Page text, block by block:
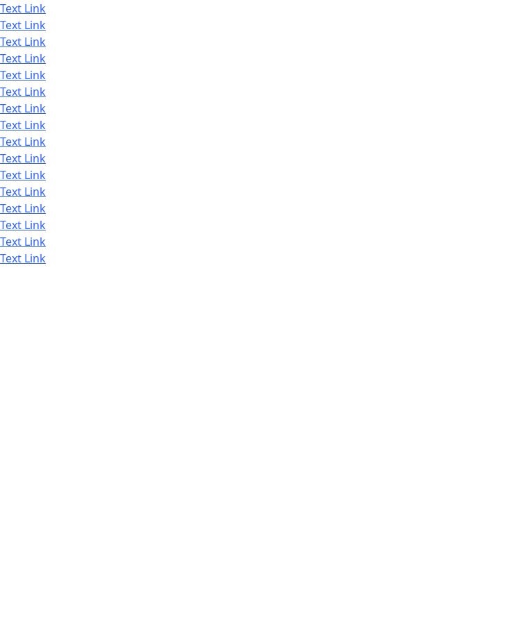
Text Link
Text Link
Text Link
Text Link
Text Link
Text Link
Text Link
Text Link
Text Link
Text Link
Text Link
Text Link
Text Link
Text Link
Text Link
Text Link